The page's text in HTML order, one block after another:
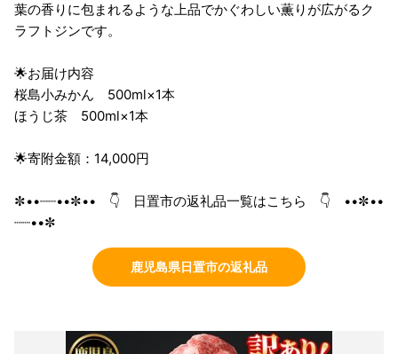
葉の香りに包まれるような上品でかぐわしい薫りが広がるク
ラフトジンです。
🌟お届け内容
桜島小みかん 500ml×1本
ほうじ茶 500ml×1本
🌟寄附金額：14,000円
✼••┈┈••✼•• 👇 日置市の返礼品一覧はこちら 👇 ••✼••
┈┈••✼
鹿児島県日置市の返礼品